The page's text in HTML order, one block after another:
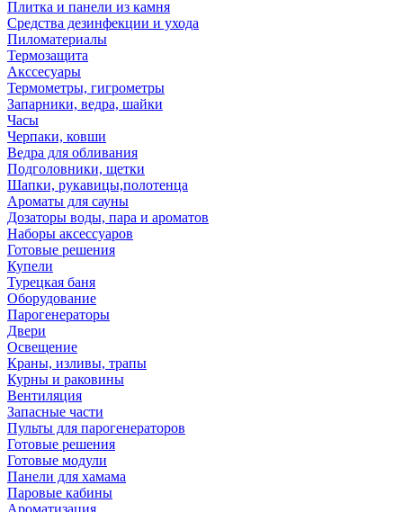
Плитка и панели из камня
Средства дезинфекции и ухода
Пиломатериалы
Термозащита
Аксcесуары
Термометры, гигрометры
Запарники, ведра, шайки
Часы
Черпаки, ковши
Ведра для обливания
Подголовники, щетки
Шапки, рукавицы,полотенца
Ароматы для сауны
Дозаторы воды, пара и ароматов
Наборы аксессуаров
Готовые решения
Купели
Турецкая баня
Оборудование
Парогенераторы
Двери
Освещение
Краны, изливы, трапы
Курны и раковины
Вентиляция
Запасные части
Пульты для парогенераторов
Готовые решения
Готовые модули
Панели для хамама
Паровые кабины
Ароматизация